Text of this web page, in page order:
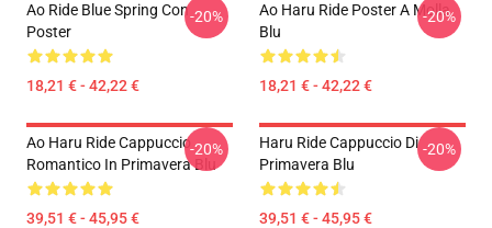
Ao Ride Blue Spring Con
Poster
18,21 € - 42,22 €
-20%
Ao Haru Ride Poster A Molla
Blu
18,21 € - 42,22 €
-20%
Ao Haru Ride Cappuccio
Romantico In Primavera Blu
39,51 € - 45,95 €
-20%
Haru Ride Cappuccio Di
Primavera Blu
39,51 € - 45,95 €
-20%